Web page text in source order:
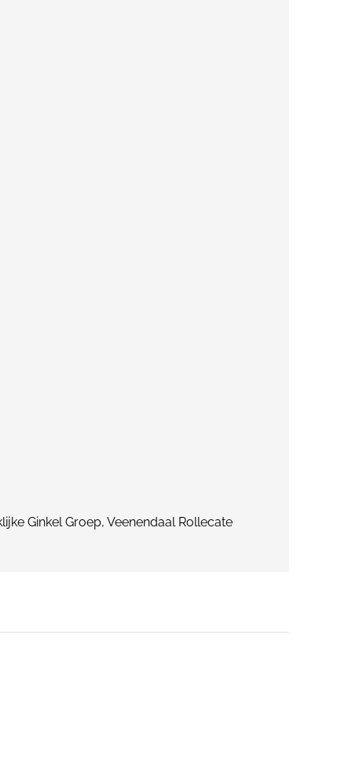
Ginkel Groep, Veenendaal Rollecate